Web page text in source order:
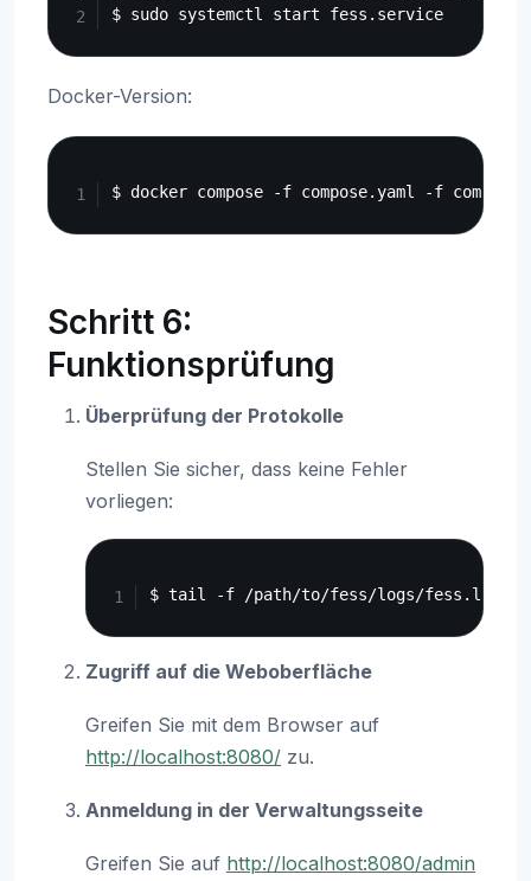
Docker-Version:
Schritt 6:
Funktionsprüfung
Überprüfung der Protokolle
Stellen Sie sicher, dass keine Fehler
vorliegen:
Zugriff auf die Weboberfläche
Greifen Sie mit dem Browser auf
http://localhost:8080/ zu.
Anmeldung in der Verwaltungsseite
Greifen Sie auf http://localhost:8080/admin